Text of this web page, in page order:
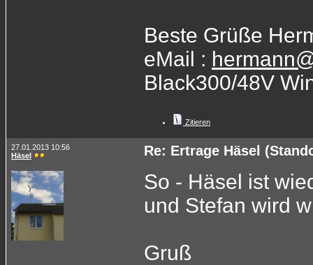
Beste Grüße
eMail :
Black300/48V
Zitieren
27.01.2013 10:56
Häsel
Re: Ertrage Häsel
So - Häsel ist
und Stefan wird
Gruß